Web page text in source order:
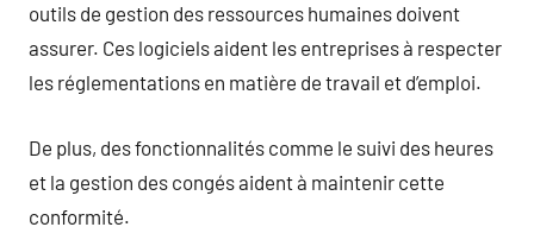
outils de gestion des ressources humaines doivent
assurer. Ces logiciels aident les entreprises à respecter
les réglementations en matière de travail et d’emploi.
De plus, des fonctionnalités comme le suivi des heures
et la gestion des congés aident à maintenir cette
conformité.